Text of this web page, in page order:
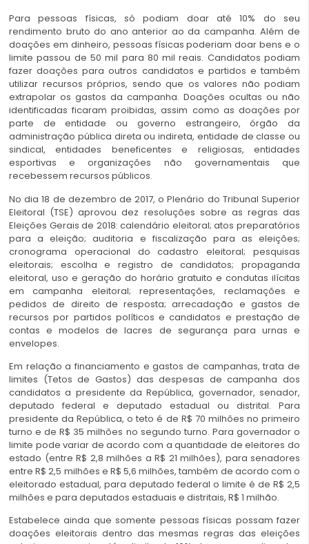
Para pessoas físicas, só podiam doar até 10% do seu
rendimento bruto do ano anterior ao da campanha. Além de
doações em dinheiro, pessoas físicas poderiam doar bens e o
limite passou de 50 mil para 80 mil reais. Candidatos podiam
fazer doações para outros candidatos e partidos e também
utilizar recursos próprios, sendo que os valores não podiam
extrapolar os gastos da campanha. Doações ocultas ou não
identificadas ficaram proibidas, assim como as doações por
parte de entidade ou governo estrangeiro, órgão da
administração pública direta ou indireta, entidade de classe ou
sindical, entidades beneficentes e religiosas, entidades
esportivas e organizações não governamentais que
recebessem recursos públicos.
No dia 18 de dezembro de 2017, o Plenário do Tribunal Superior
Eleitoral (TSE) aprovou dez resoluções sobre as regras das
Eleições Gerais de 2018: calendário eleitoral; atos preparatórios
para a eleição; auditoria e fiscalização para as eleições;
cronograma operacional do cadastro eleitoral; pesquisas
eleitorais; escolha e registro de candidatos; propaganda
eleitoral, uso e geração do horário gratuito e condutas ilícitas
em campanha eleitoral; representações, reclamações e
pedidos de direito de resposta; arrecadação e gastos de
recursos por partidos políticos e candidatos e prestação de
contas e modelos de lacres de segurança para urnas e
envelopes.
Em relação a financiamento e gastos de campanhas, trata de
limites (Tetos de Gastos) das despesas de campanha dos
candidatos a presidente da República, governador, senador,
deputado federal e deputado estadual ou distrital. Para
presidente da República, o teto é de R$ 70 milhões no primeiro
turno e de R$ 35 milhões no segundo turno. Para governador o
limite pode variar de acordo com a quantidade de eleitores do
estado (entre R$ 2,8 milhões a R$ 21 milhões), para senadores
entre R$ 2,5 milhões e R$ 5,6 milhões, também de acordo com o
eleitorado estadual, para deputado federal o limite é de R$ 2,5
milhões e para deputados estaduais e distritais, R$ 1 milhão.
Estabelece ainda que somente pessoas físicas possam fazer
doações eleitorais dentro das mesmas regras das eleições